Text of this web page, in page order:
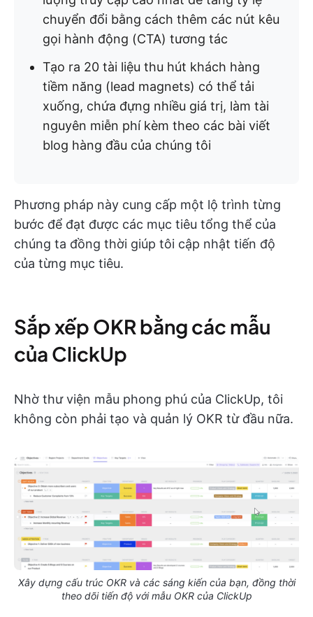
chuyển đổi bằng cách thêm các nút kêu
gọi hành động (CTA) tương tác
Tạo ra 20 tài liệu thu hút khách hàng
tiềm năng (lead magnets) có thể tải
xuống, chứa đựng nhiều giá trị, làm tài
nguyên miễn phí kèm theo các bài viết
blog hàng đầu của chúng tôi
Phương pháp này cung cấp một lộ trình từng
bước để đạt được các mục tiêu tổng thể của
chúng ta đồng thời giúp tôi cập nhật tiến độ
của từng mục tiêu.
Sắp xếp OKR bằng các mẫu
của ClickUp
Nhờ thư viện mẫu phong phú của ClickUp, tôi
không còn phải tạo và quản lý OKR từ đầu nữa.
Xây dựng cấu trúc OKR và các sáng kiến của bạn, đồng thời
theo dõi tiến độ với mẫu OKR của ClickUp